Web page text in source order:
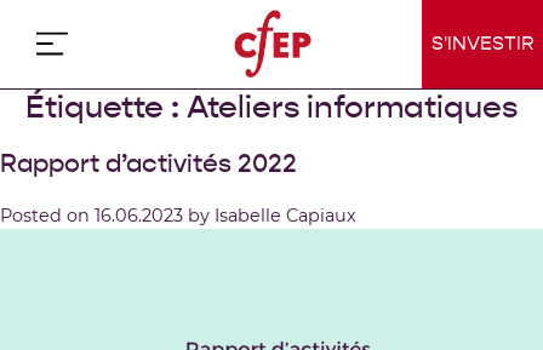
content
S'INVESTIR
Étiquette : Ateliers informatiques
Rapport d’activités 2022
Posted on 16.06.2023 by Isabelle Capiaux